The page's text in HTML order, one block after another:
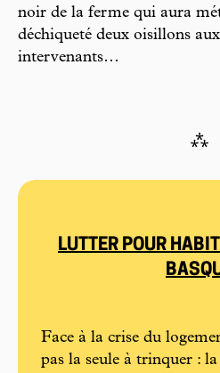
noir de la ferme qui aura
déchiqueté deux oisillons
intervenants…
⁂
LUTTER POUR
Face à la crise du
pas la seule à trinquer :